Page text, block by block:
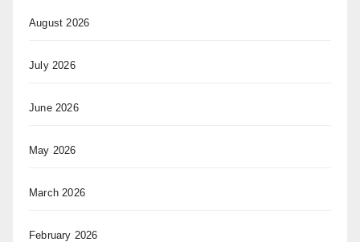
August 2026
July 2026
June 2026
May 2026
March 2026
February 2026